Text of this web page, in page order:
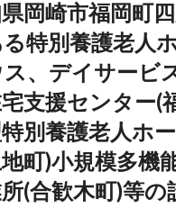
県岡崎市福岡町
特別養護老人
、デイサービ
支援センター(
別養護老人ホ
町)小規模多機
(合歓木町)等の